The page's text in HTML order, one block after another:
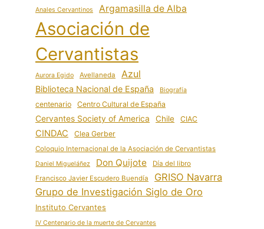
Anales Cervantinos Argamasilla de Alba
Asociación de
Cervantistas
Aurora Egido Avellaneda Azul
Biblioteca Nacional de España Biografía
centenario Centro Cultural de España
Cervantes Society of America Chile CIAC
CINDAC Clea Gerber
Coloquio Internacional de la Asociación de Cervantistas
Daniel Migueláñez Don Quijote
Día del libro
Francisco Javier Escudero Buendía
GRISO Navarra
Grupo de Investigación Siglo de Oro
Instituto Cervantes
IV Centenario de la muerte de Cervantes